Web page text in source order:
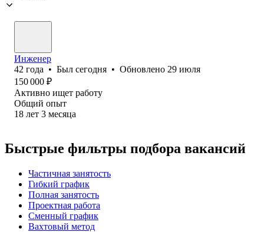
Инженер
42 года • Был сегодня • Обновлено 29 июля
150 000 ₽
Активно ищет работу
Общий опыт
18 лет 3 месяца
Быстрые фильтры подбора вакансий
Частичная занятость
Гибкий график
Полная занятость
Проектная работа
Сменный график
Вахтовый метод